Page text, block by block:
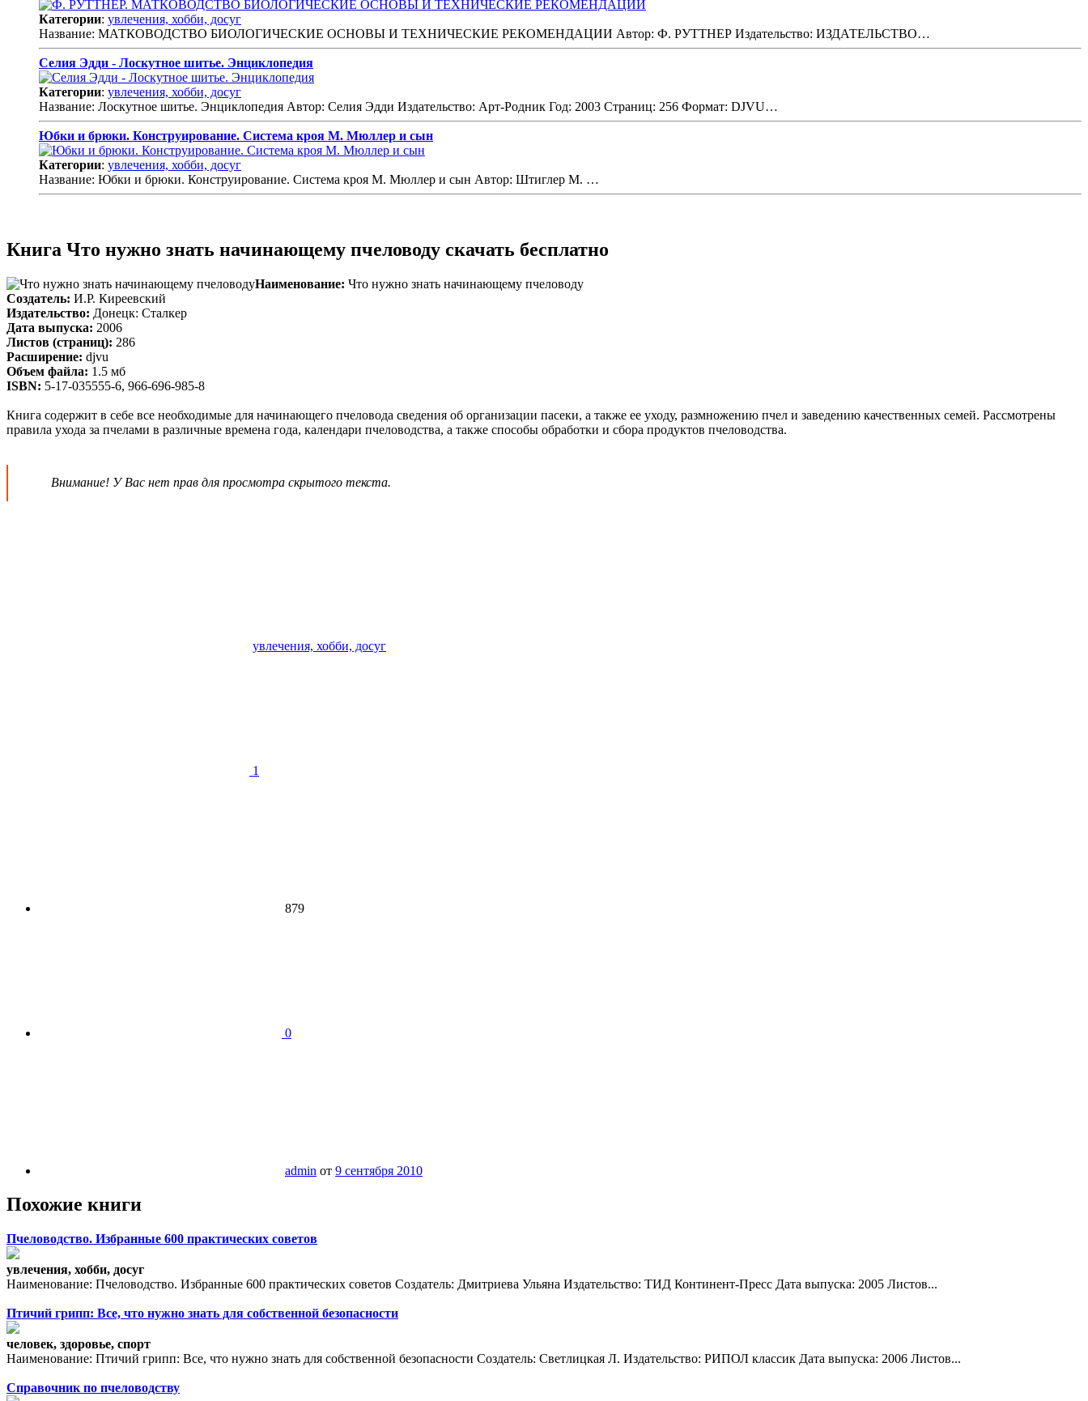
Категории: увлечения, хобби, досуг
Название: МАТКОВОДСТВО БИОЛОГИЧЕСКИЕ ОСНОВЫ И ТЕХНИЧЕСКИЕ РЕКОМЕНДАЦИИ Автор: Ф. РУТТНЕР Издательство: ИЗДАТЕЛЬСТВО…
Селия Эдди - Лоскутное шитье. Энциклопедия
Категории: увлечения, хобби, досуг
Название: Лоскутное шитье. Энциклопедия Автор: Селия Эдди Издательство: Арт-Родник Год: 2003 Страниц: 256 Формат: DJVU…
Юбки и брюки. Конструирование. Система кроя М. Мюллер и сын
Категории: увлечения, хобби, досуг
Название: Юбки и брюки. Конструирование. Система кроя М. Мюллер и сын Автор: Штиглер М. …
Книга Что нужно знать начинающему пчеловоду скачать бесплатно
Наименование: Что нужно знать начинающему пчеловоду
Создатель: И.Р. Киреевский
Издательство: Донецк: Сталкер
Дата выпуска: 2006
Листов (страниц): 286
Расширение: djvu
Объем файла: 1.5 мб
ISBN: 5-17-035555-6, 966-696-985-8
Книга содержит в себе все необходимые для начинающего пчеловода сведения об организации пасеки, а также ее уходу, размножению пчел и заведению качественных семей. Рассмотрены
правила ухода за пчелами в различные времена года, календари пчеловодства, а также способы обработки и сбора продуктов пчеловодства.
Внимание! У Вас нет прав для просмотра скрытого текста.
увлечения, хобби, досуг
1
879
0
admin от 9 сентября 2010
Похожие книги
Пчеловодство. Избранные 600 практических советов
увлечения, хобби, досуг
Наименование: Пчеловодство. Избранные 600 практических советов Создатель: Дмитриева Ульяна Издательство: ТИД Континент-Пресс Дата выпуска: 2005 Листов...
Птичий грипп: Все, что нужно знать для собственной безопасности
человек, здоровье, спорт
Наименование: Птичий грипп: Все, что нужно знать для собственной безопасности Создатель: Светлицкая Л. Издательство: РИПОЛ классик Дата выпуска: 2006 Листов...
Справочник по пчеловодству